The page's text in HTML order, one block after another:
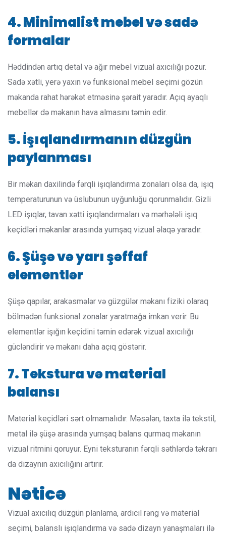
4. Minimalist mebel və sadə
formalar
Həddindən artıq detal və ağır mebel vizual axıcılığı pozur.
Sadə xətli, yerə yaxın və funksional mebel seçimi gözün
məkanda rahat hərəkət etməsinə şərait yaradır. Açıq ayaqlı
mebellər də məkanın hava almasını təmin edir.
5. İşıqlandırmanın düzgün
paylanması
Bir məkan daxilində fərqli işıqlandırma zonaları olsa da, işıq
temperaturunun və üslubunun uyğunluğu qorunmalıdır. Gizli
LED işıqlar, tavan xətti işıqlandırmaları və mərhələli işıq
keçidləri məkanlar arasında yumşaq vizual əlaqə yaradır.
6. Şüşə və yarı şəffaf
elementlər
Şüşə qapılar, arakəsmələr və güzgülər məkanı fiziki olaraq
bölmədən funksional zonalar yaratmağa imkan verir. Bu
elementlər işığın keçidini təmin edərək vizual axıcılığı
gücləndirir və məkanı daha açıq göstərir.
7. Tekstura və material
balansı
Material keçidləri sərt olmamalıdır. Məsələn, taxta ilə tekstil,
metal ilə şüşə arasında yumşaq balans qurmaq məkanın
vizual ritmini qoruyur. Eyni teksturanın fərqli səthlərdə təkrarı
da dizaynın axıcılığını artırır.
Nəticə
Vizual axıcılıq düzgün planlama, ardıcıl rəng və material
seçimi, balanslı işıqlandırma və sadə dizayn yanaşmaları ilə